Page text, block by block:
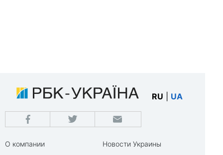
RU UA
О компании
Новости Украины